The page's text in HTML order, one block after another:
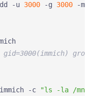
-u 3000 -g 3000
-c "ls -la /mnt/